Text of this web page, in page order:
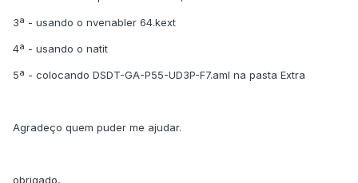
3ª - usando o nvenabler 64.kext
4ª - usando o natit
5ª - colocando DSDT-GA-P55-UD3P-F7.aml na pasta Extra
Agradeço quem puder me ajudar.
obrigado,